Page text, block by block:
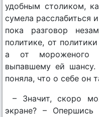
удобным столиком,
сумела расслабиться
пока разговор
политике, от
а от мороженого
выпавшему ей
поняла, что о себе он
– Значит, скоро
экране? –